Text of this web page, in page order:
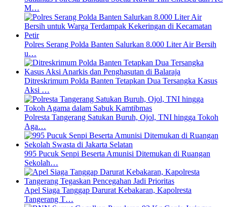
M…
Polres Serang Polda Banten Salurkan 8.000 Liter Air Bersih
u…
Ditreskrimum Polda Banten Tetapkan Dua Tersangka Kasus
Aksi …
Polresta Tangerang Satukan Buruh, Ojol, TNI hingga Tokoh
Aga…
995 Pucuk Senpi Beserta Amunisi Ditemukan di Ruangan
Sekolah…
Apel Siaga Tanggap Darurat Kebakaran, Kapolresta
Tangerang T…